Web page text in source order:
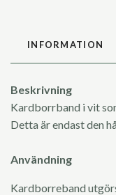
INFORMATION
Beskrivning
Kardborrband i vit
Detta är endast den
Användning
Kardborreband